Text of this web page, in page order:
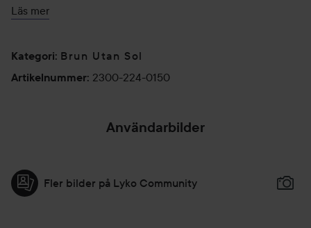
mun och öron. Tvätta händerna noggrant efter användning.
Färgen fortsätter att utvecklas under 12 timmar. Undvik att
Exfoliera ej huden inom ett dygn före behandling.
150 ml
Läs mer
Kategori: Brun Utan Sol
Artikelnummer: 2300-224-0150
Användarbilder
Fler bilder på Lyko Community